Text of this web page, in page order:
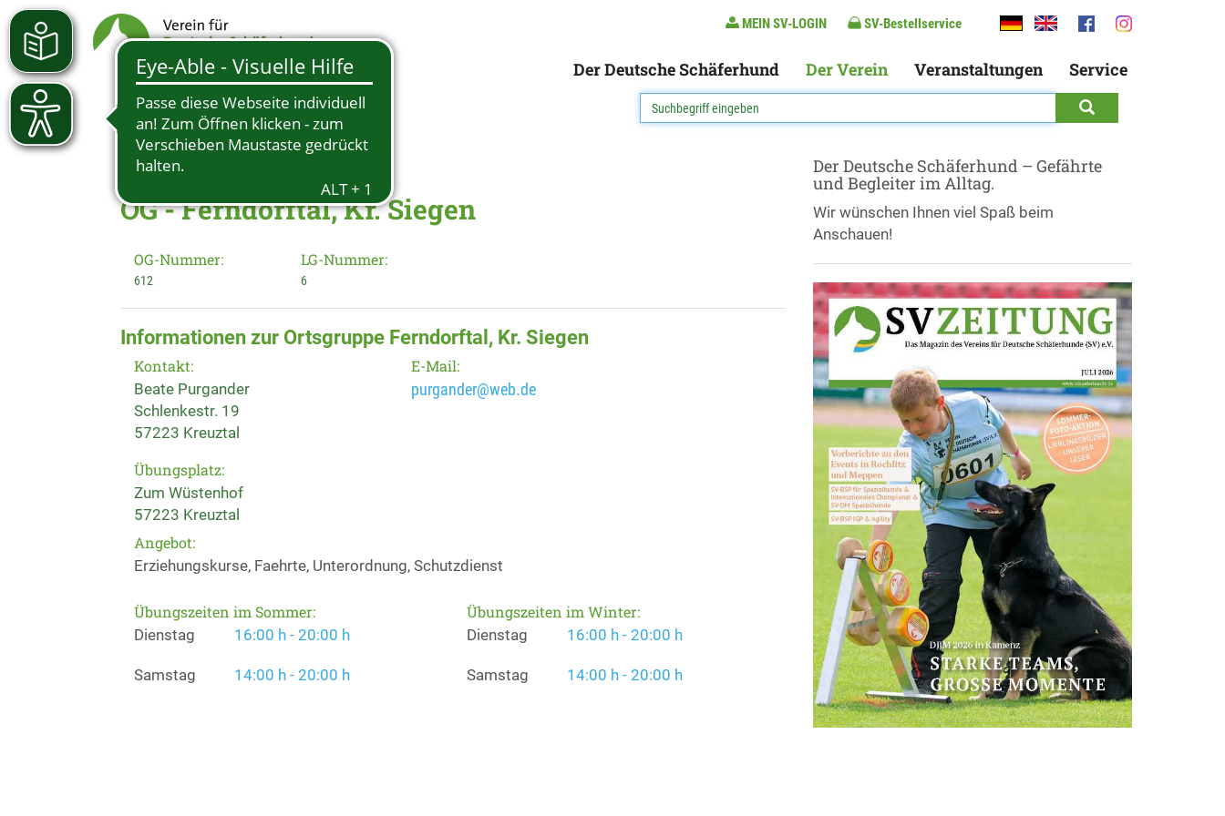
MEIN SV-LOGIN SV-Bestellservice
Der Deutsche Schäferhund Der Verein Veranstaltungen Service
OG - Ferndorftal, Kr. Siegen
OG-Nummer:
612
LG-Nummer:
6
Informationen zur Ortsgruppe Ferndorftal, Kr. Siegen
Kontakt:
Beate Purgander
Schlenkestr. 19
57223 Kreuztal
Übungsplatz:
Zum Wüstenhof
57223 Kreuztal
E-Mail:
purgander@web.de
Angebot:
Erziehungskurse, Faehrte, Unterordnung, Schutzdienst
Übungszeiten im Sommer:
Dienstag 16:00 h - 20:00 h
Samstag 14:00 h - 20:00 h
Übungszeiten im Winter:
Dienstag 16:00 h - 20:00 h
Samstag 14:00 h - 20:00 h
Der Deutsche Schäferhund – Gefährte
und Begleiter im Alltag.
Wir wünschen Ihnen viel Spaß beim
Anschauen!